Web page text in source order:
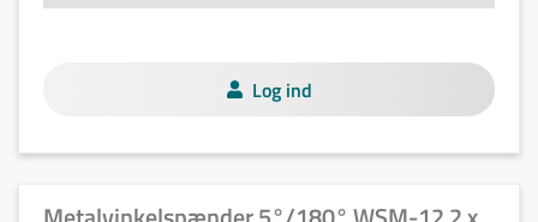
Log ind